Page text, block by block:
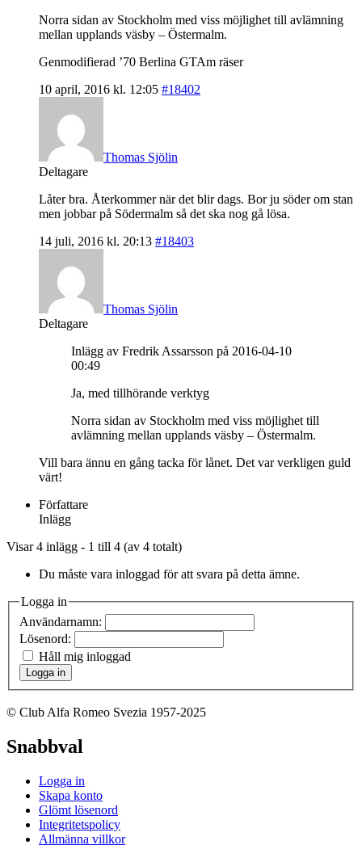
Norra sidan av Stockholm med viss möjlighet till avlämning
mellan upplands väsby – Östermalm.
Genmodifierad ’70 Berlina GTAm räser
10 april, 2016 kl. 12:05 #18402
Thomas Sjölin
Deltagare
Låter bra. Återkommer när det blir dags. Bor ju söder om stan
men jobbar på Södermalm så det ska nog gå lösa.
14 juli, 2016 kl. 20:13 #18403
Thomas Sjölin
Deltagare
Inlägg av Fredrik Assarsson på 2016-04-10
00:49
Ja, med tillhörande verktyg
Norra sidan av Stockholm med viss möjlighet till
avlämning mellan upplands väsby – Östermalm.
Vill bara ännu en gång tacka för lånet. Det var verkligen guld
värt!
Författare
Inlägg
Visar 4 inlägg - 1 till 4 (av 4 totalt)
Du måste vara inloggad för att svara på detta ämne.
Logga in
Användarnamn:
Lösenord:
Håll mig inloggad
Logga in
© Club Alfa Romeo Svezia 1957-2025
Snabbval
Logga in
Skapa konto
Glömt lösenord
Integritetspolicy
Allmänna villkor